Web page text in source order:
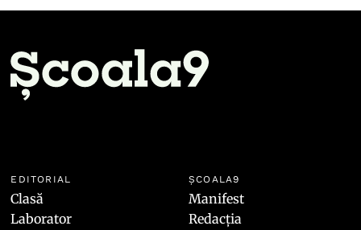
EDITORIAL
Clasă
Laborator
ȘCOALA9
Manifest
Redacția